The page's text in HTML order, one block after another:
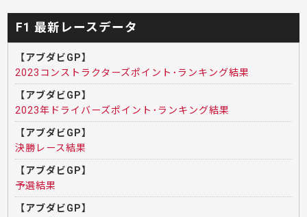
F1 最新レースデータ
【アブダビGP】
2023コンストラクターズポイント･ランキング結果
【アブダビGP】
2023年ドライバーズポイント･ランキング結果
【アブダビGP】
決勝レース結果
【アブダビGP】
予選結果
【アブダビGP】